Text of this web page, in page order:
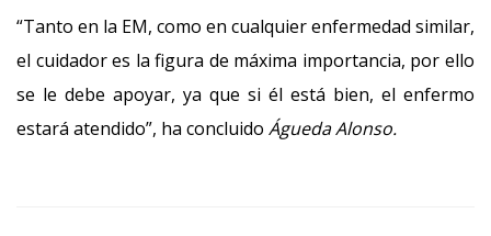
“Tanto en la EM, como en cualquier enfermedad similar,
el cuidador es la figura de máxima importancia, por ello
se le debe apoyar, ya que si él está bien, el enfermo
estará atendido”, ha concluido Águeda Alonso.